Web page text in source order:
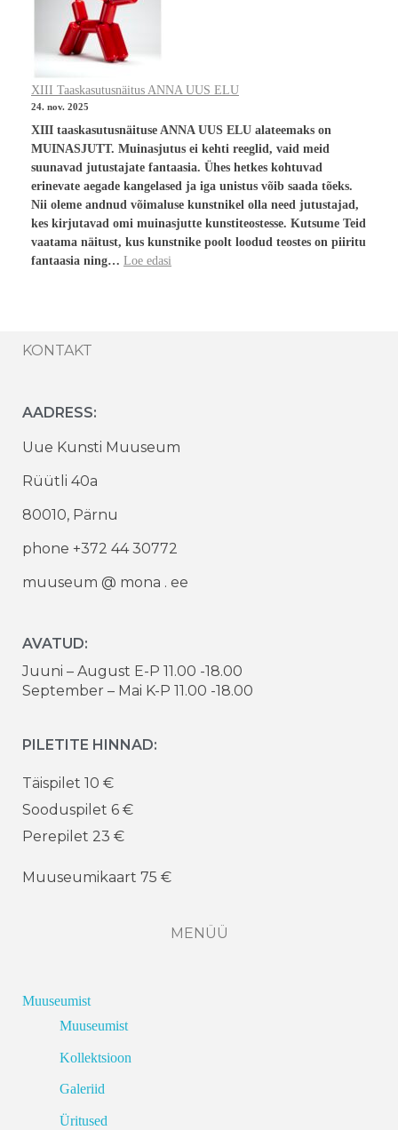
XIII Taaskasutusnäitus ANNA UUS ELU
24. nov. 2025
XIII taaskasutusnäituse ANNA UUS ELU alateemaks on
MUINASJUTT. Muinasjutus ei kehti reeglid, vaid meid
suunavad jutustajate fantaasia. Ühes hetkes kohtuvad
erinevate aegade kangelased ja iga unistus võib saada tõeks.
Nii oleme andnud võimaluse kunstnikel olla need jutustajad,
kes kirjutavad omi muinasjutte kunstiteostesse. Kutsume Teid
vaatama näitust, kus kunstnike poolt loodud teostes on piiritu
fantaasia ning… Loe edasi
KONTAKT
AADRESS:
Uue Kunsti Muuseum
Rüütli 40a
80010, Pärnu
phone +372 44 30772
muuseum @ mona . ee
AVATUD:
Juuni – August E-P 11.00 -18.00
September – Mai K-P 11.00 -18.00
PILETITE HINNAD:
Täispilet 10 €
Sooduspilet 6 €
Perepilet 23 €
Muuseumikaart 75 €
MENÜÜ
Muuseumist
Muuseumist
Kollektsioon
Galeriid
Üritused